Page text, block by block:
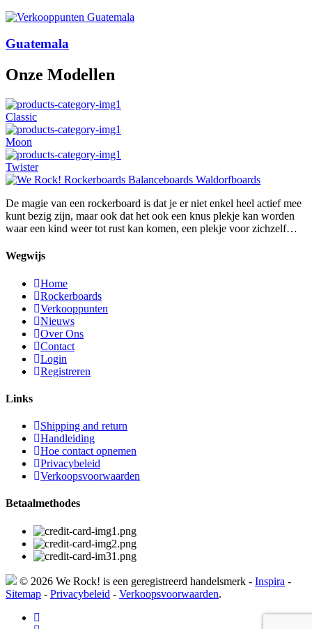
Guatemala
Onze Modellen
Classic
Moon
Twister
De magie van een rockerboard is dat je er niet enkel heel actief mee
kunt bezig zijn, maar ook dat het ook een knus plekje kan worden
waar een kind weer tot rust kan komen, een plekje voor zichzelf…
Wegwijs
Home
Rockerboards
Verkooppunten
Nieuws
Over Ons
Contact
Login
Registreren
Links
Shipping and return
Handleiding
Hoe contact opnemen
Privacybeleid
Verkoopsvoorwaarden
Betaalmethodes
© 2026 We Rock! is een geregistreerd handelsmerk - Inspira -
Sitemap - Privacybeleid - Verkoopsvoorwaarden.